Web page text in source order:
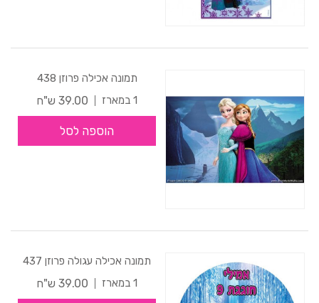
תמונה אכילה פרוזן 438
1 במארז
39.00 ש"ח
הוספה לסל
תמונה אכילה עגולה פרוזן 437
1 במארז
39.00 ש"ח